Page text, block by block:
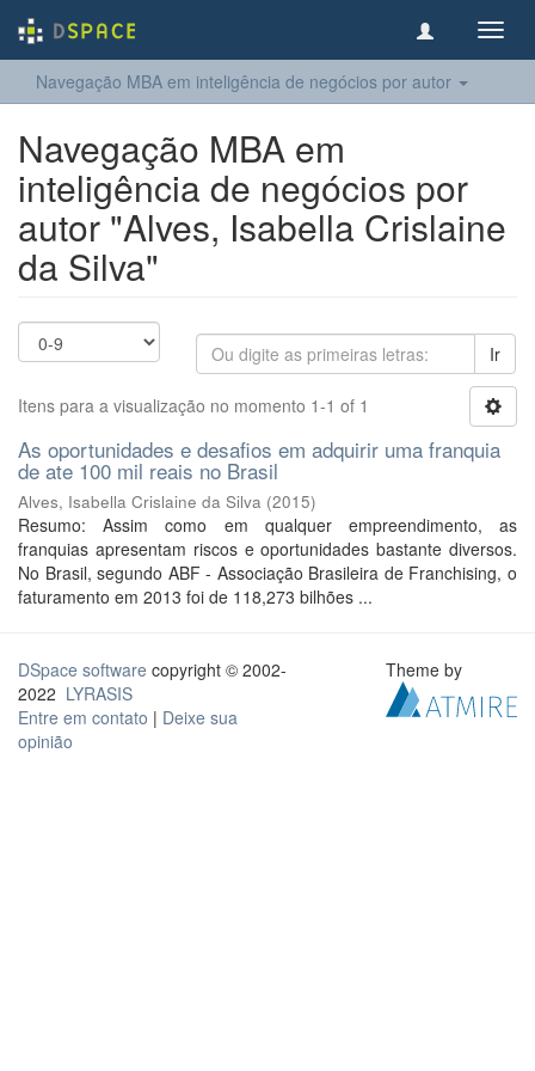
Navegação MBA em inteligência de negócios por autor
Navegação MBA em
inteligência de negócios por
autor "Alves, Isabella Crislaine
da Silva"
Ir
Itens para a visualização no momento 1-1 of 1
As oportunidades e desafios em adquirir uma franquia
de ate 100 mil reais no Brasil
Alves, Isabella Crislaine da Silva (2015)
Resumo: Assim como em qualquer empreendimento, as
franquias apresentam riscos e oportunidades bastante diversos.
No Brasil, segundo ABF - Associação Brasileira de Franchising, o
faturamento em 2013 foi de 118,273 bilhões ...
DSpace software copyright © 2002-
2022 LYRASIS
Entre em contato | Deixe sua
opinião
Theme by